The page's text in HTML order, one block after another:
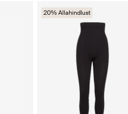
20% Allahindlust